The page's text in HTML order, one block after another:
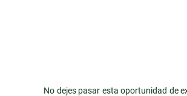
No dejes pasar esta oportunidad de